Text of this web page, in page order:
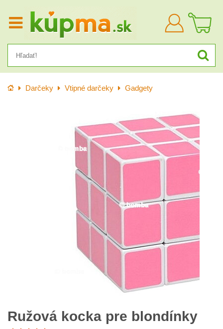
Prihlásiť
sa
Úvod Darčeky Vtipné darčeky Gadgety
Ružová kocka pre blondínky